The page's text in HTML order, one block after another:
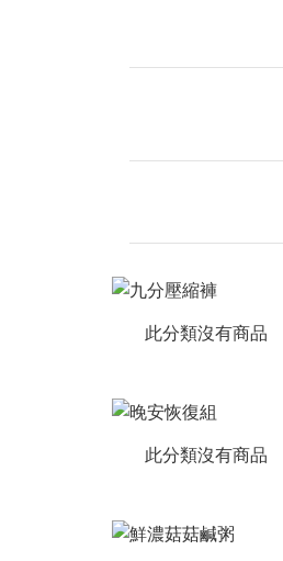
此分類沒有商品
此分類沒有商品